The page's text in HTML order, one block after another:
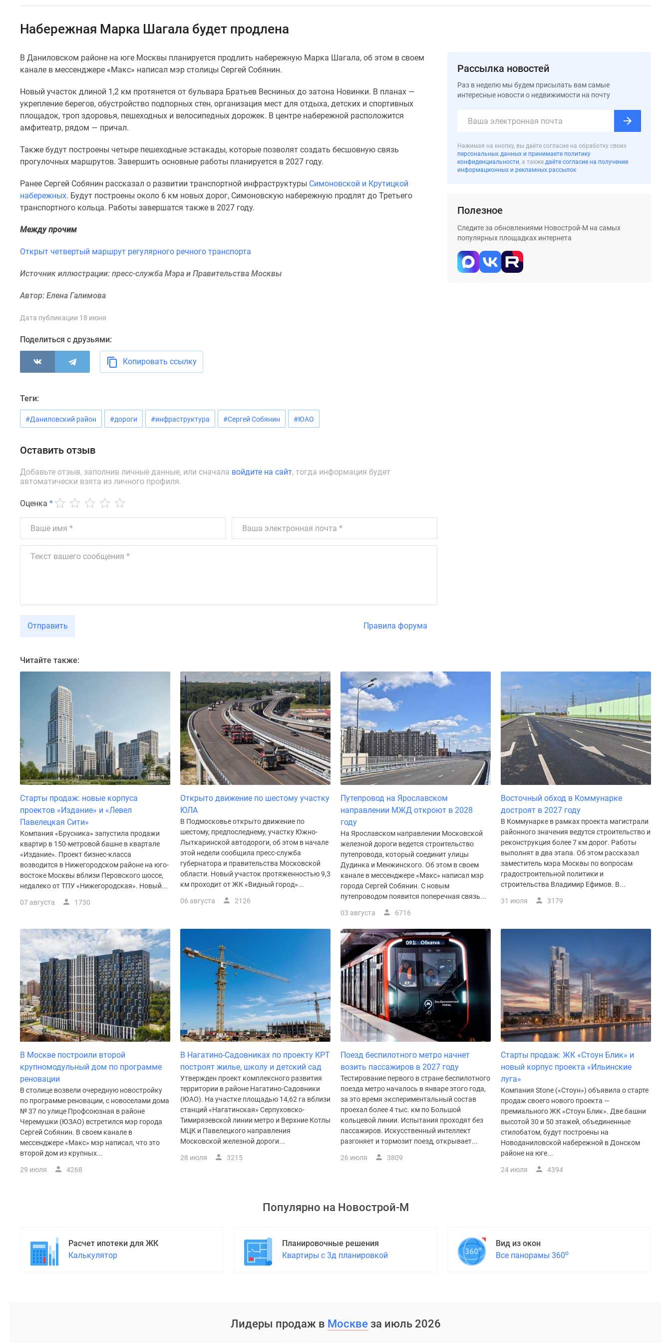
помещения
застройщики
Панорамы
Видеообзор
Экспертиза
новостроек
Экология
Подмосковья
комнатные
комнатные
Ипотечный
ипотека
ипотека
программы
эксперта
Аналитика
Покупателю
новостроек
авторы
проекте
Контакты
Реклама
Субсидированная
застройщиком
Rutube
Программа
реновации
Москве
Новостройки
бизнес-
класса
Рассрочка
Коттеджные
Москве
Готовые
коттеджные
поселки
Строящиеся
поселки
Коттеджные
поселки
Коттеджные
поселки
Набережная Марка Шагала будет продлена
В Даниловском районе на юге Москвы планируется продлить набережную Марка Шагала, об этом в своем
канале в мессенджере «Макс» написал мэр столицы Сергей Собянин.
Новый участок длиной 1,2 км протянется от бульвара Братьев Весниных до затона Новинки. В планах —
укрепление берегов, обустройство подпорных стен, организация мест для отдыха, детских и спортивных
площадок, троп здоровья, пешеходных и велосипедных дорожек. В центре набережной расположится
амфитеатр, рядом — причал.
Также будут построены четыре пешеходные эстакады, которые позволят создать бесшовную связь
прогулочных маршрутов. Завершить основные работы планируется в 2027 году.
Ранее Сергей Собянин рассказал о развитии транспортной инфраструктуры Симоновской и Крутицкой
набережных. Будут построены около 6 км новых дорог, Симоновскую набережную продлят до Третьего
транспортного кольца. Работы завершатся также в 2027 году.
Между прочим
Открыт четвертый маршрут регулярного речного транспорта
Источник иллюстрации: пресс-служба Мэра и Правительства Москвы
Автор: Елена Галимова
Дата публикации 18 июня
Поделиться с друзьями:
Копировать ссылку
Теги:
#Даниловский район #дороги #инфраструктура #Сергей Собянин #ЮАО
Оставить отзыв
Добавьте отзыв, заполнив личные данные, или сначала войдите на сайт, тогда информация будет
автоматически взята из личного профиля.
Оценка *
Отправить Правила форума
Рассылка новостей
Раз в неделю мы будем присылать вам самые
интересные новости о недвижимости на почту
Нажимая на кнопку, вы даёте согласие на обработку своих
персональных данных и принимаете политику
конфиденциальности, а также даёте согласие на получение
информационных и рекламных рассылок
Полезное
Следите за обновлениями Новострой-М на самых
популярных площадках интернета
Читайте также:
Старты продаж: новые корпуса
проектов «Издание» и «Левел
Павелецкая Сити»
Компания «Брусника» запустила продажи
квартир в 150-метровой башне в квартале
«Издание». Проект бизнес-класса
возводится в Нижегородском районе на юго-
востоке Москвы вблизи Перовского шоссе,
недалеко от ТПУ «Нижегородская». Новый...
07 августа 1730
Открыто движение по шестому участку
ЮЛА
В Подмосковье открыто движение по
шестому, предпоследнему, участку Южно-
Лыткаринской автодороги, об этом в начале
этой недели сообщила пресс-служба
губернатора и правительства Московской
области. Новый участок протяженностью 9,3
км проходит от ЖК «Видный город»...
06 августа 2126
Путепровод на Ярославском
направлении МЖД откроют в 2028
году
На Ярославском направлении Московской
железной дороги ведется строительство
путепровода, который соединит улицы
Дудинка и Менжинского. Об этом в своем
канале в мессенджере «Макс» написал мэр
города Сергей Собянин. С новым
путепроводом появится поперечная связь...
03 августа 6716
Восточный обход в Коммунарке
достроят в 2027 году
В Коммунарке в рамках проекта магистрали
районного значения ведутся строительство и
реконструкция более 7 км дорог. Работы
выполнят в два этапа. Об этом рассказал
заместитель мэра Москвы по вопросам
градостроительной политики и
строительства Владимир Ефимов. В...
31 июля 3179
В Москве построили второй
крупномодульный дом по программе
реновации
В столице возвели очередную новостройку
по программе реновации, с новоселами дома
№ 37 по улице Профсоюзная в районе
Черемушки (ЮЗАО) встретился мэр города
Сергей Собянин. В своем канале в
мессенджере «Макс» мэр написал, что это
второй дом из крупных...
29 июля 4268
В Нагатино-Садовниках по проекту КРТ
построят жилье, школу и детский сад
Утвержден проект комплексного развития
территории в районе Нагатино-Садовники
(ЮАО). На участке площадью 14,62 га вблизи
станций «Нагатинская» Серпуховско-
Тимирязевской линии метро и Верхние Котлы
МЦК и Павелецкого направления
Московской железной дороги...
28 июля 3215
Поезд беспилотного метро начнет
возить пассажиров в 2027 году
Тестирование первого в стране беспилотного
поезда метро началось в январе этого года,
за это время экспериментальный состав
проехал более 4 тыс. км по Большой
кольцевой линии. Испытания проходят без
пассажиров. Искусственный интеллект
разгоняет и тормозит поезд, открывает...
26 июля 3809
Старты продаж: ЖК «Стоун Блик» и
новый корпус проекта «Ильинские
луга»
Компания Stone («Стоун») объявила о старте
продаж своего нового проекта —
премиального ЖК «Стоун Блик». Две башни
высотой 30 и 50 этажей, объединенные
стилобатом, будут построены на
Новоданиловской набережной в Донском
районе на юге...
24 июля 4394
Популярно на Новострой-М
Расчет ипотеки для ЖК
Калькулятор
Планировочные решения
Квартиры с 3д планировкой
Вид из окон
Все панорамы 360о
Лидеры продаж в Москве за июль 2026